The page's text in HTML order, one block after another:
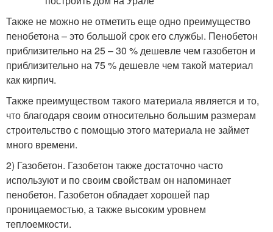
Также не можно не отметить еще одно преимущество
пенобетона – это большой срок его службы. Пенобетон
приблизительно на 25 – 30 % дешевле чем газобетон и
приблизительно на 75 % дешевле чем такой материал
как кирпич.
Также преимуществом такого материала является и то,
что благодаря своим относительно большим размерам
строительство с помощью этого материала не займет
много времени.
2) Газобетон. Газобетон также достаточно часто
используют и по своим свойствам он напоминает
пенобетон. Газобетон обладает хорошей пар
проницаемостью, а также высоким уровнем
теплоемкости.